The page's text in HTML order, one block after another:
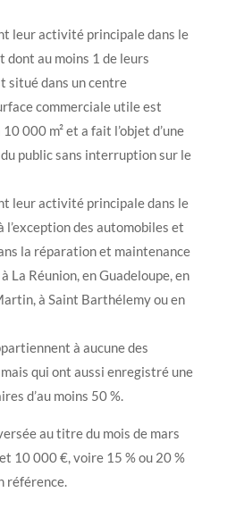
leur activité principale dans le
dont au moins 1 de leurs
situé dans un centre
commerciale utile est
000 m² et a fait l’objet d’une
public sans interruption sur le
leur activité principale dans le
l’exception des automobiles et
la réparation et maintenance
La Réunion, en Guadeloupe, en
à Saint Barthélemy ou en
à aucune des
qui ont aussi enregistré une
d’au moins 50 %.
au titre du mois de mars
10 000 €, voire 15 % ou 20 %
référence.